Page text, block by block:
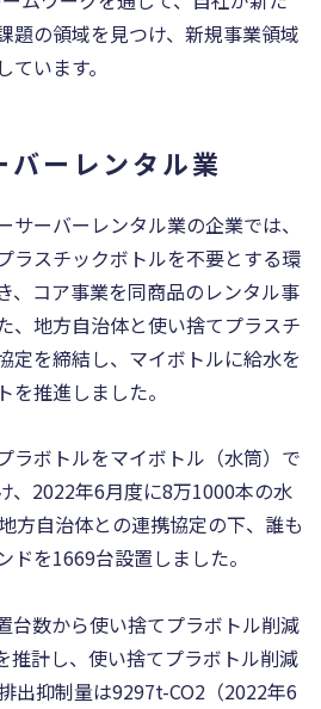
題の領域を⾒つけ、新規事業領域
います。
バーレンタル業
ーバーレンタル業の企業では、
ラスチックボトルを不要とする環
、コア事業を同商品のレンタル事
、地方自治体と使い捨てプラスチ
定を締結し、マイボトルに給水を
推進しました。
ラボトルをマイボトル（水筒）で
、2022年6月度に8万1000本の水
方自治体との連携協定の下、誰も
を1669台設置しました。
台数から使い捨てプラボトル削減
推計し、使い捨てプラボトル削減
出抑制量は9297t-CO2（2022年6